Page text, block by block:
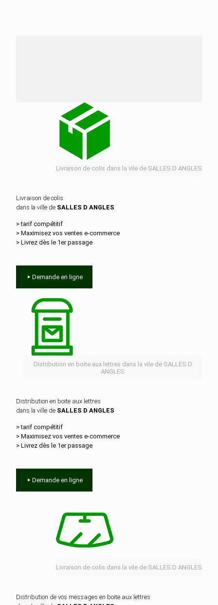
Livraison de colis dans la vile de SALLES D ANGLES
Livraison de colis
dans la ville de SALLES D ANGLES
> tarif compétitif
> Maximisez vos ventes e‑commerce
> Livrez dès le 1er passage
Demande en ligne
Distribution en boite aux lettres dans la vile de SALLES D
ANGLES
Distribution en boite aux lettres
dans la ville de SALLES D ANGLES
> tarif compétitif
> Maximisez vos ventes e‑commerce
> Livrez dès le 1er passage
Demande en ligne
Livraison de colis dans la vile de SALLES D ANGLES
Distribution de vos messages en boite aux lettres